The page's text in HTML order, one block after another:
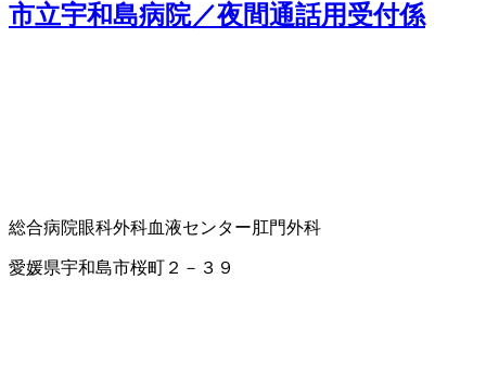
市立宇和島病院／夜間通話用受付係
総合病院眼科外科血液センター肛門外科
愛媛県宇和島市桜町２－３９